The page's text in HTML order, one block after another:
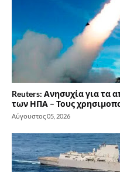
Reuters: Ανησυχία για τα
των ΗΠΑ – Τους
Αύγουστος 05, 2026